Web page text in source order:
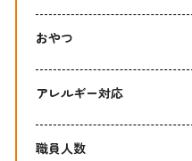
おやつ
アレルギー対応
職員人数